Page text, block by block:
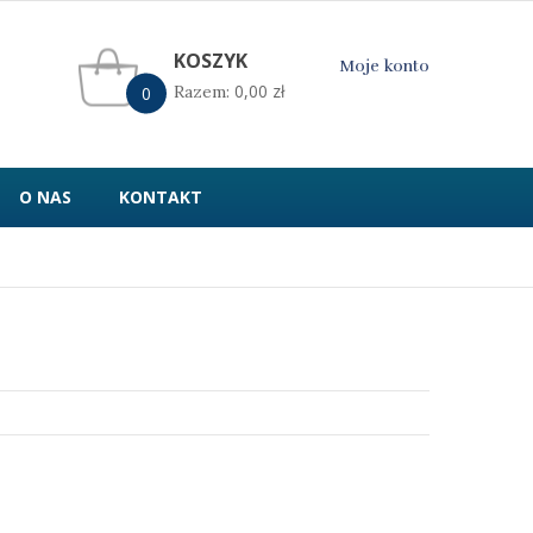
KOSZYK
0 Razem: 0,00 zł
Moje konto
O NAS KONTAKT